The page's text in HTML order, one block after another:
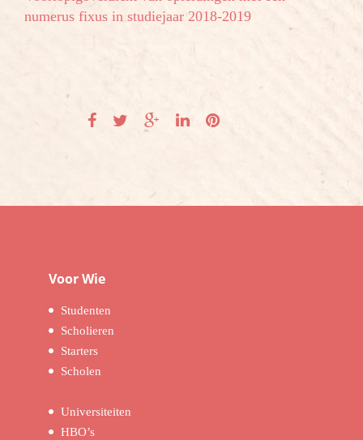
numerus fixus in studiejaar 2018-2019
Voor Wie
Studenten
Scholieren
Starters
Scholen
Universiteiten
HBO’s